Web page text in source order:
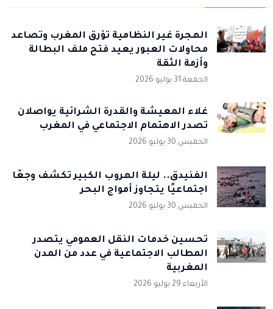
الهجرة غير النظامية تؤرق المغرب وتصاعد
محاولات العبور يعيد فتح ملف البطالة
وأزمة الثقة
الجمعة 31 يوليو 2026
غلاء المعيشة والقدرة الشرائية يواصلان
تصدر الاهتمام الاجتماعي في المغرب
الخميس 30 يوليو 2026
الفنيدق.. ليلة الهروب الكبير تكشف وجعًا
اجتماعيًا يتجاوز أمواج البحر
الخميس 30 يوليو 2026
تحسين خدمات النقل العمومي يتصدر
المطالب الاجتماعية في عدد من المدن
المغربية
الأربعاء 29 يوليو 2026